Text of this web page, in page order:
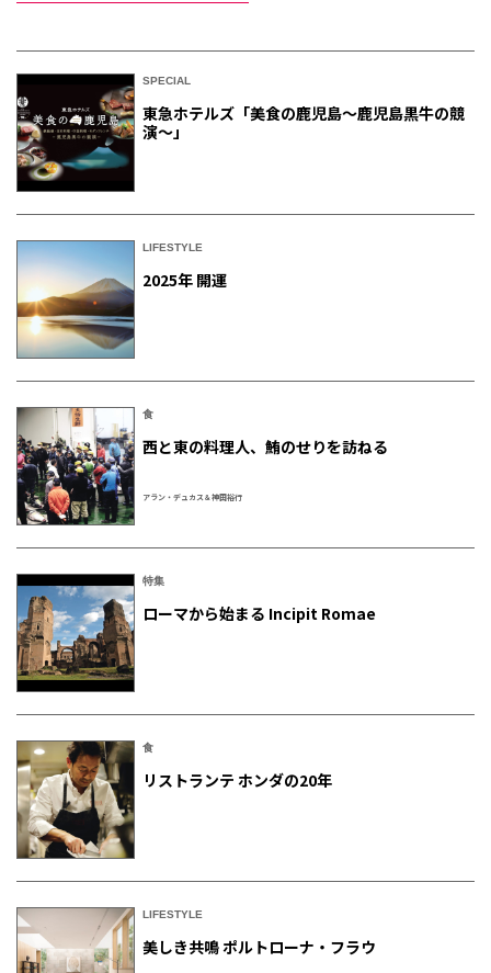
SPECIAL
東急ホテルズ「美食の鹿児島～鹿児島黒牛の競
演～」
LIFESTYLE
2025年 開運
食
西と東の料理人、鮪のせりを訪ねる
アラン・デュカス＆神田裕行
特集
ローマから始まる Incipit Romae
食
リストランテ ホンダの20年
LIFESTYLE
美しき共鳴 ポルトローナ・フラウ